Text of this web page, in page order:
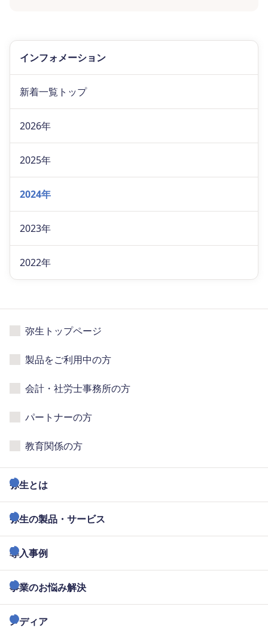
インフォメーション
新着一覧トップ
2026年
2025年
2024年
2023年
2022年
弥生トップページ
製品をご利用中の方
会計・社労士事務所の方
パートナーの方
教育関係の方
弥生とは
弥生の製品・サービス
導入事例
事業のお悩み解決
メディア